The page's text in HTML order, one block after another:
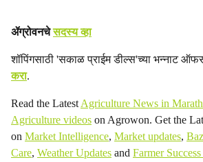
ॲग्रोवनचेसदस्य व्हा
शॉपिंगसाठी 'सकाळ प्राईम डील्स'च्या भन्नाट
करा.
Read the Latest Agriculture News in
Agriculture videos on Agrowon. Get the
on Market Intelligence, Market updates,
Care, Weather Updates and Farmer